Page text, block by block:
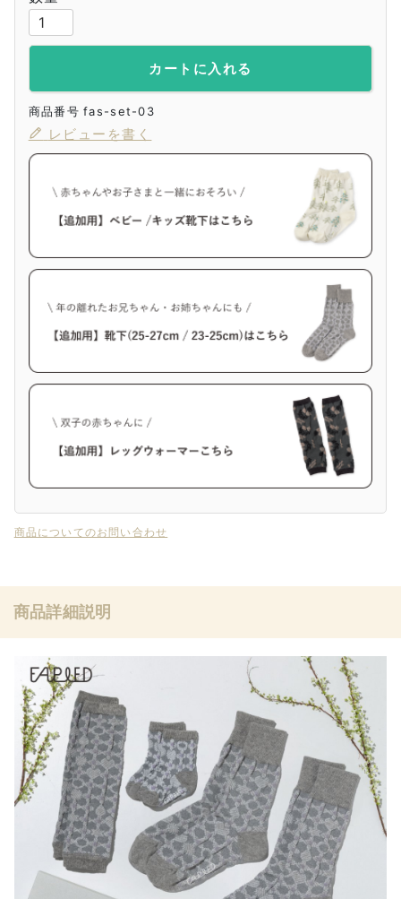
カートに入れる
商品番号 fas-set-03
レビューを書く
商品についてのお問い合わせ
商品詳細説明